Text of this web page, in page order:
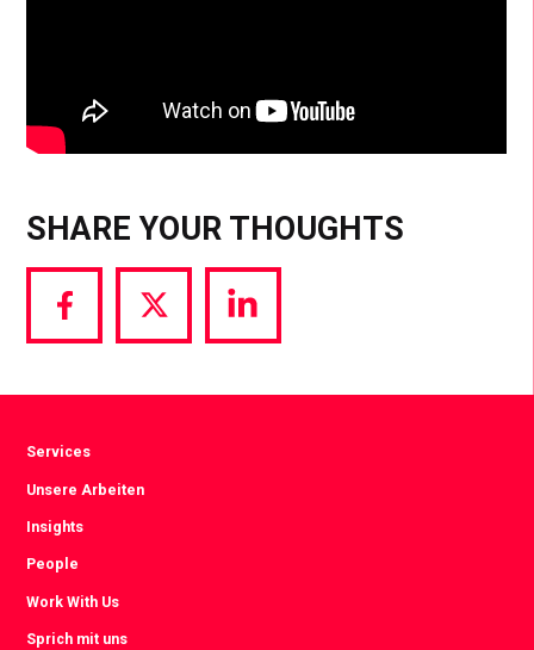
SHARE YOUR THOUGHTS
Share
via
Share
via
Share
via
Services
Unsere Arbeiten
Insights
People
Work With Us
Sprich mit uns